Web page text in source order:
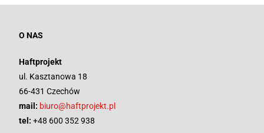
O NAS
Haftprojekt
ul. Kasztanowa 18
66-431 Czechów
mail: biuro@haftprojekt.pl
tel: +48 600 352 938